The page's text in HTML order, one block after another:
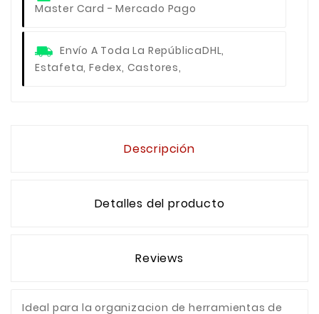
Master Card - Mercado Pago
Envío A Toda La RepúblicaDHL,
Estafeta, Fedex, Castores,
Descripción
Detalles del producto
Reviews
Ideal para la organizacion de herramientas de